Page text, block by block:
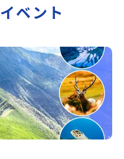
ベント